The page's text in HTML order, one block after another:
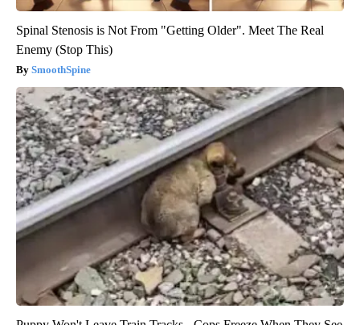
Spinal Stenosis is Not From "Getting Older". Meet The Real
Enemy (Stop This)
SmoothSpine